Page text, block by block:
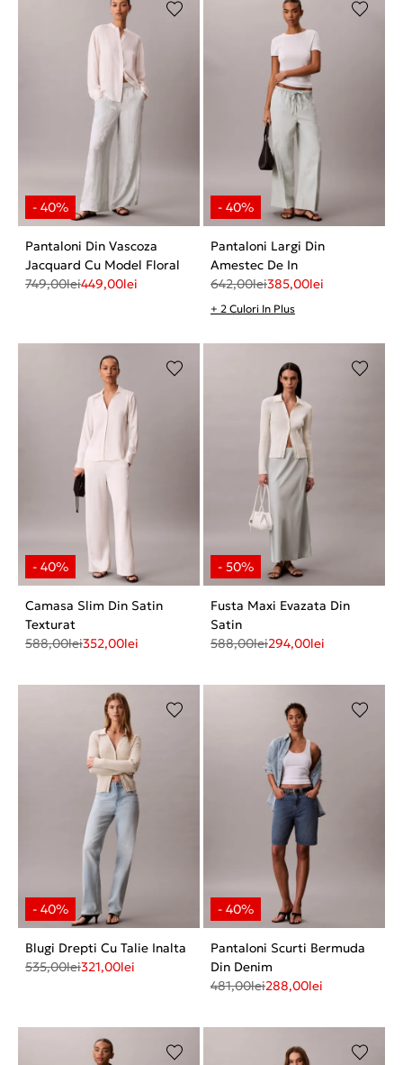
Pantaloni Din Vascoza
Jacquard Cu Model Floral
749,00lei449,00lei
Pantaloni Largi Din
Amestec De In
642,00lei385,00lei
+ 2 Culori In Plus
Camasa Slim Din Satin
Texturat
588,00lei352,00lei
Fusta Maxi Evazata Din
Satin
588,00lei294,00lei
Blugi Drepti Cu Talie Inalta
535,00lei321,00lei
Pantaloni Scurti Bermuda
Din Denim
481,00lei288,00lei